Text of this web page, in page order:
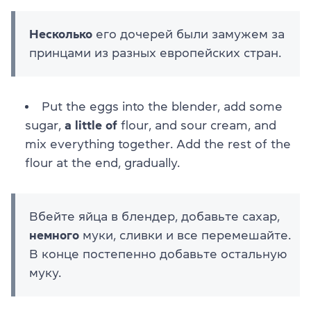
Несколько его дочерей были замужем за
принцами из разных европейских стран.
Put the eggs into the blender, add some
sugar, a little of flour, and sour cream, and
mix everything together. Add the rest of the
flour at the end, gradually.
Вбейте яйца в блендер, добавьте сахар,
немного муки, сливки и все перемешайте.
В конце постепенно добавьте остальную
муку.